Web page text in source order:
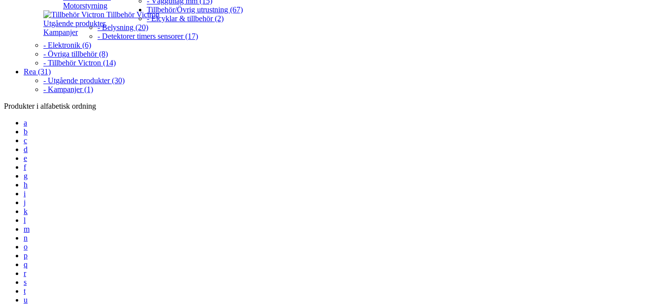
Motorstyrning
Tillbehör Victron
Utgående produkter
Kampanjer
Tillbehör/Övrig utrustning (67)
- Elcyklar & tillbehör (2)
- Belysning (20)
- Detektorer timers sensorer (17)
- Elektronik (6)
- Övriga tillbehör (8)
- Tillbehör Victron (14)
Rea (31)
- Utgående produkter (30)
- Kampanjer (1)
Produkter i alfabetisk ordning
a
b
c
d
e
f
g
h
i
j
k
l
m
n
o
p
q
r
s
t
u